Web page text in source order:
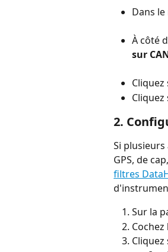
Dans
À côté
sur
Cliquez
Cliquez
2.
Si
GPS, de
filtres
Sur la